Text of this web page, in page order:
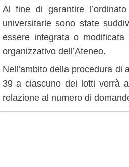
Al fine di garantire
universitarie sono state
essere integrata o
organizzativo dell’Ateneo.
Nell’ambito della procedura di
39 a ciascuno dei lotti verrà
relazione al numero di